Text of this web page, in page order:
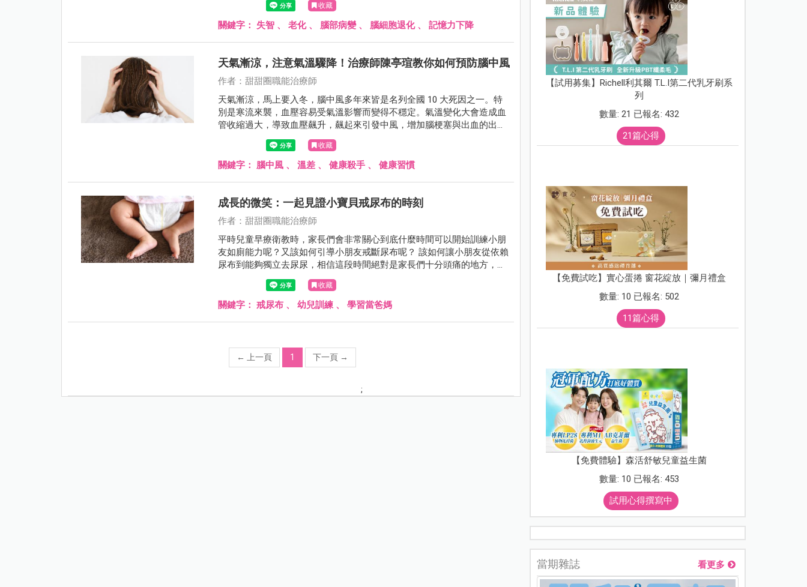
收藏
關鍵字： 失智 、 老化、 腦部病變、 腦細胞退化、 記憶力下降
天氣漸涼，注意氣溫驟降！治療師陳亭瑄教你如何預防腦中風
作者：甜甜圈職能治療師
天氣漸涼，馬上要入冬，腦中風多年來皆是名列全國 10 大死因之一。特
別是寒流來襲，血壓容易受氣溫影響而變得不穩定。氣溫變化大會造成血
管收縮過大，導致血壓飆升，飆起來引發中風，增加腦梗塞與出血的出
現，出現健康警訊！
收藏
關鍵字： 腦中風 、 溫差 、 健康殺手 、 健康習慣
成長的微笑：一起見證小寶貝戒尿布的時刻
作者：甜甜圈職能治療師
平時兒童早療衛教時，家長們會非常關心到底什麼時間可以開始訓練小朋
友如廁能力呢？又該如何引導小朋友戒斷尿布呢？ 該如何讓小朋友從依賴
尿布到能夠獨立去尿尿，相信這段時間絕對是家長們十分頭痛的地方，讓
我們深入了解該怎麼一起解決這方面的問題吧！
收藏
關鍵字： 戒尿布 、 幼兒訓練 、 學習當爸媽
← 上一頁 1 下一頁 →
;
【試用募集】Richell利其爾 T.L.I第二代乳牙刷系
列
數量: 21 已報名: 432
21篇心得
【免費試吃】實心蛋捲 窗花綻放｜彌月禮盒
數量: 10 已報名: 502
11篇心得
【免費體驗】森活舒敏兒童益生菌
數量: 10 已報名: 453
試用心得撰寫中
當期雜誌 看更多